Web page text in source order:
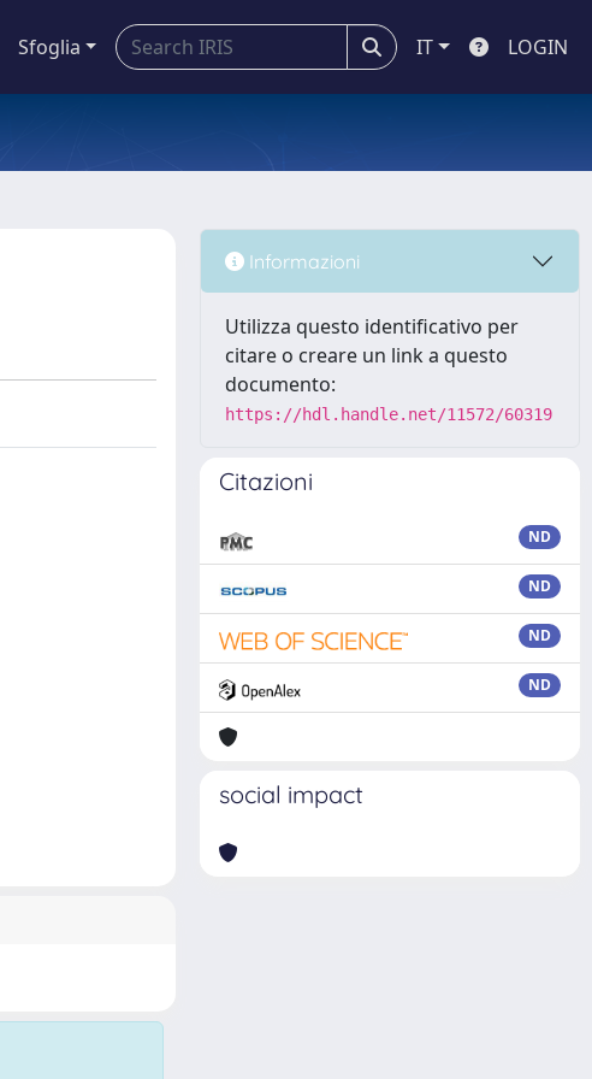
Sfoglia IT LOGIN
Informazioni
Utilizza questo identificativo per
citare o creare un link a questo
documento:
https://hdl.handle.net/11572/60319
Citazioni
ND
ND
ND
ND
social impact